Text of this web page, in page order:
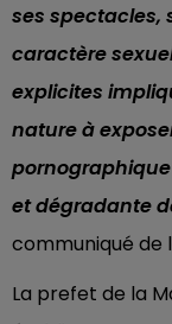
ses spectacles,
caractère
explicites
nature à
et dégradante
communiqué de
La prefet de la